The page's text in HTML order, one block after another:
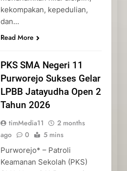
kekompakan, kepedulian,
dan…
Read More
PKS SMA Negeri 11
Purworejo Sukses Gelar
LPBB Jatayudha Open 2
Tahun 2026
timMedia11
2 months
ago
0 5 mins
Purworejo* – Patroli
Keamanan Sekolah (PKS)